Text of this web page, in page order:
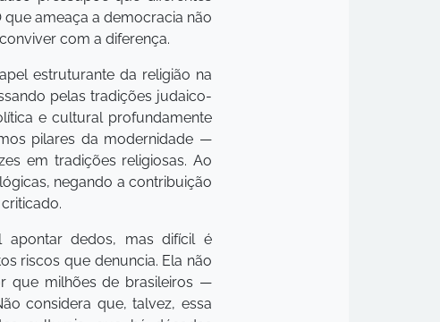
ameaça a democracia não
com a diferença.
estruturante da religião na
pelas tradições judaico-
e cultural profundamente
pilares da modernidade —
em tradições religiosas. Ao
negando a contribuição
apontar dedos, mas difícil é
riscos que denuncia. Ela não
que milhões de brasileiros —
considera que, talvez, essa